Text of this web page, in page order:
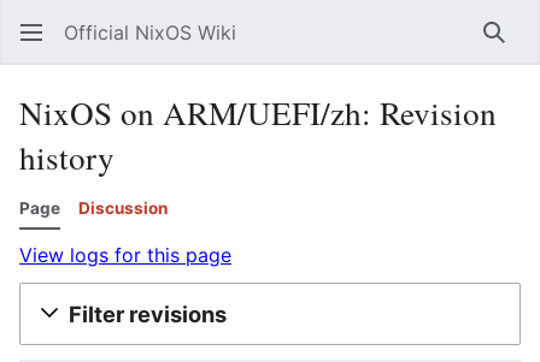
Official NixOS Wiki
NixOS on ARM/UEFI/zh: Revision
history
Page Discussion
View logs for this page
Filter revisions